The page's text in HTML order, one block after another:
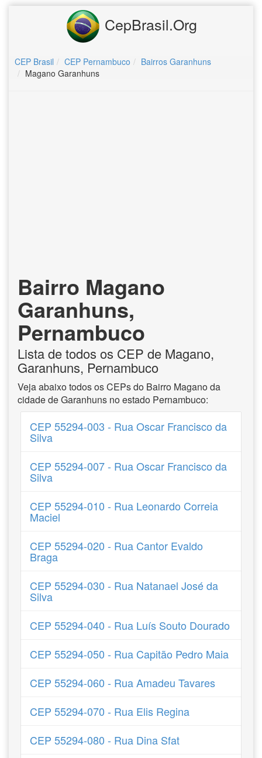
CepBrasil.Org
CEP Brasil CEP Pernambuco
Bairros Garanhuns
Magano Garanhuns
Bairro Magano
Garanhuns,
Pernambuco
Lista de todos os CEP de Magano,
Garanhuns, Pernambuco
Veja abaixo todos os CEPs do Bairro Magano da
cidade de Garanhuns no estado Pernambuco:
CEP 55294-003 - Rua Oscar Francisco da
Silva
CEP 55294-007 - Rua Oscar Francisco da
Silva
CEP 55294-010 - Rua Leonardo Correia
Maciel
CEP 55294-020 - Rua Cantor Evaldo
Braga
CEP 55294-030 - Rua Natanael José da
Silva
CEP 55294-040 - Rua Luís Souto Dourado
CEP 55294-050 - Rua Capitão Pedro Maia
CEP 55294-060 - Rua Amadeu Tavares
CEP 55294-070 - Rua Elis Regina
CEP 55294-080 - Rua Dina Sfat